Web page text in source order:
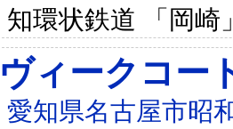
知環状鉄道 「岡崎
ヴィークコー
愛知県名古屋市昭